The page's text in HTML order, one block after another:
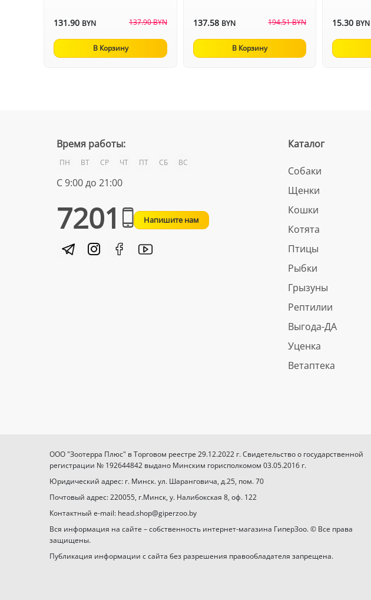
131.90 BYN 137.90 BYN
В Корзину
137.58 BYN 194.51 BYN
В Корзину
15.30 BYN
Время работы:
ПН ВТ СР ЧТ ПТ СБ ВС
С 9:00 до 21:00
7201 Напишите нам
Каталог
Собаки
Щенки
Кошки
Котята
Птицы
Рыбки
Грызуны
Рептилии
Выгода-ДА
Уценка
Ветаптека
ООО "Зоотерра Плюс" в Торговом реестре 29.12.2022 г. Свидетельство о государственной
регистрации № 192644842 выдано Минским горисполкомом 03.05.2016 г.
Юридический адрес: г. Минск. ул. Шаранговича, д.25, пом. 70
Почтовый адрес: 220055, г.Минск, у. Налибокская 8, оф. 122
Контактный e-mail: head.shop@giperzoo.by
Вся информация на сайте – собственность интернет-магазина ГиперЗоо. © Все права
защищены.
Публикация информации с сайта без разрешения правообладателя запрещена.